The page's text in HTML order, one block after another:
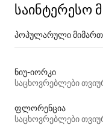
საინტერესო
პოპულარული
ნიუ-იორკი
საცხოვრებლები
ფლორენცია
საცხოვრებლები